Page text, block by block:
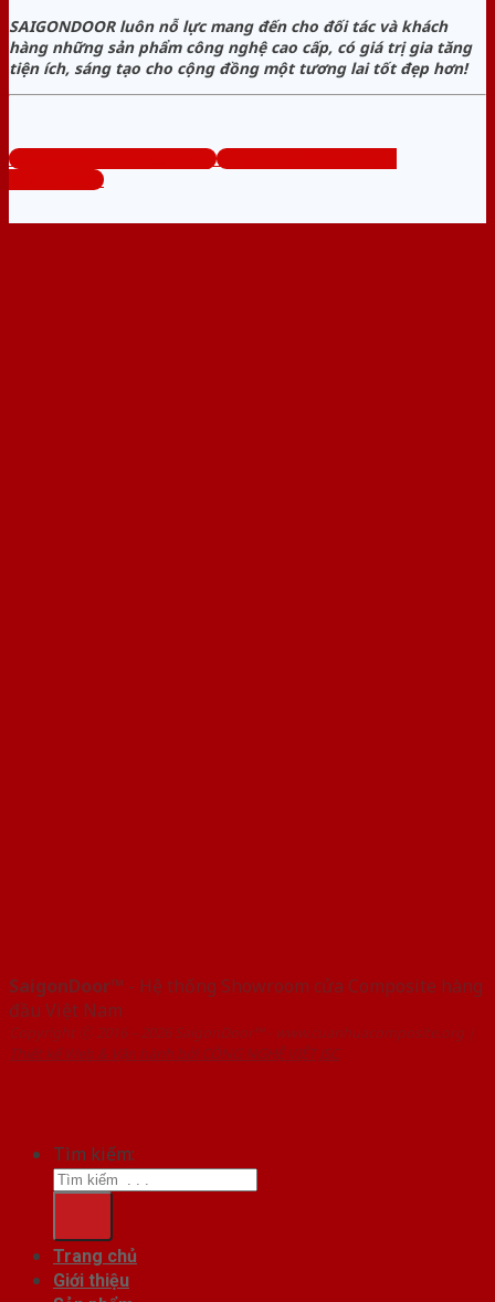
SAIGONDOOR luôn nỗ lực mang đến cho đối tác và khách
hàng những sản phẩm công nghệ cao cấp, có giá trị gia tăng
tiện ích, sáng tạo cho cộng đồng một tương lai tốt đẹp hơn!
www.cuanhuacomposite.org
Tổng đài tư vấn miễn phí:
0824.400.400
SaigonDoor™ - Hệ thống Showroom cửa Composite hàng
đầu Việt Nam
Copyright ⓒ 2016 – 2026 SaigonDoor™ - www.cuanhuacomposite.org |
Thiết kế Web & Vận hành bởi CÔNG NGHỆ VIỆT JSC
Tìm kiếm:
Trang chủ
Giới thiệu